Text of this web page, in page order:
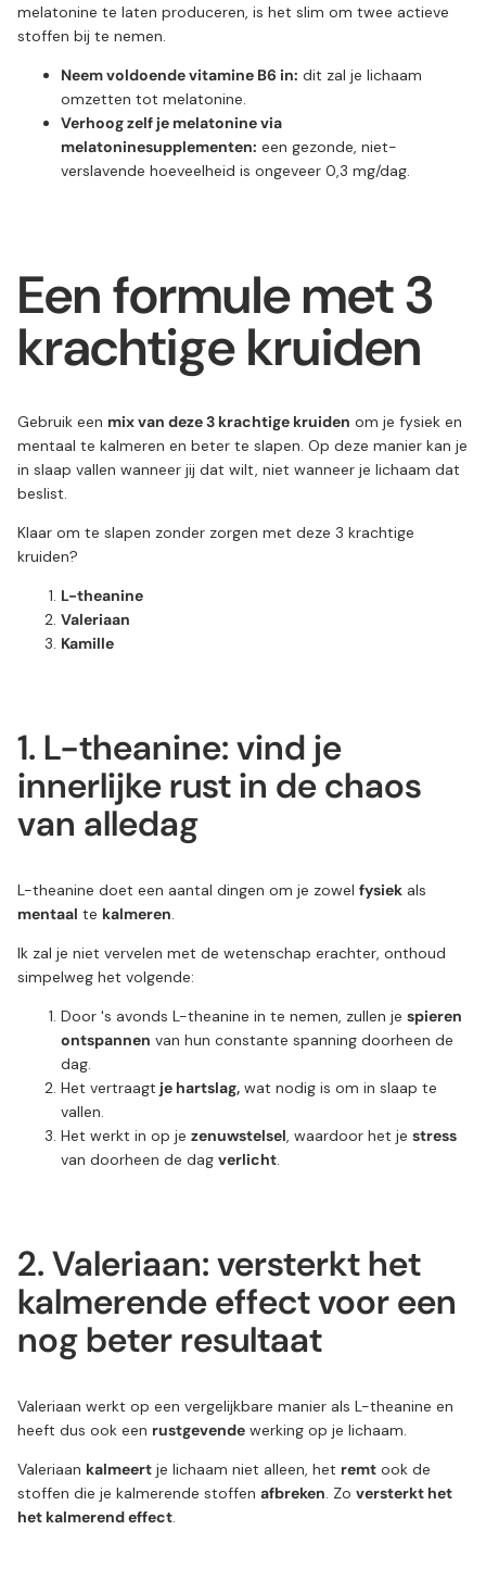
melatonine te laten produceren, is het slim om twee actieve
stoffen bij te nemen.
Neem voldoende vitamine B6 in: dit zal je lichaam
omzetten tot melatonine.
Verhoog zelf je melatonine via
melatoninesupplementen: een gezonde, niet-
verslavende hoeveelheid is ongeveer 0,3 mg/dag.
Een formule met 3
krachtige kruiden
Gebruik een mix van deze 3 krachtige kruiden om je fysiek en
mentaal te kalmeren en beter te slapen. Op deze manier kan je
in slaap vallen wanneer jij dat wilt, niet wanneer je lichaam dat
beslist.
Klaar om te slapen zonder zorgen met deze 3 krachtige
kruiden?
L-theanine
Valeriaan
Kamille
1. L-theanine: vind je
innerlijke rust in de chaos
van alledag
L-theanine doet een aantal dingen om je zowel fysiek als
mentaal te kalmeren.
Ik zal je niet vervelen met de wetenschap erachter, onthoud
simpelweg het volgende:
Door 's avonds L-theanine in te nemen, zullen je spieren
ontspannen van hun constante spanning doorheen de
dag.
Het vertraagt je hartslag, wat nodig is om in slaap te
vallen.
Het werkt in op je zenuwstelsel, waardoor het je stress
van doorheen de dag verlicht.
2. Valeriaan: versterkt het
kalmerende effect voor een
nog beter resultaat
Valeriaan werkt op een vergelijkbare manier als L-theanine en
heeft dus ook een rustgevende werking op je lichaam.
Valeriaan kalmeert je lichaam niet alleen, het remt ook de
stoffen die je kalmerende stoffen afbreken. Zo versterkt het
het kalmerend effect.